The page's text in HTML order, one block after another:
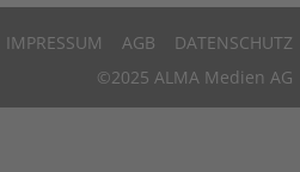
IMPRESSUM AGB
DATENSCHUTZ
©2025 ALMA Medien AG